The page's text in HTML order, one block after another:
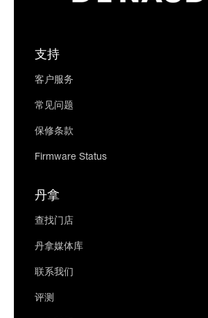
支持
客户服务
常见问题
保修条款
Firmware Status
丹拿
查找门店
丹拿媒体库
联系我们
评测